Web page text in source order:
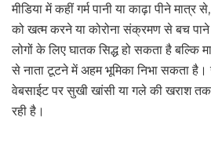
मीडिया में कहीं गर्म पानी या काढ़ा पीने मात्र
को खत्म करने या कोरोना संक्रमण से बच पाने
लोगों के लिए घातक सिद्ध हो सकता है बल्कि
से नाता टूटने में अहम भूमिका निभा सकता
वेबसाईट पर सुखी खांसी या गले की खराश
रही है।